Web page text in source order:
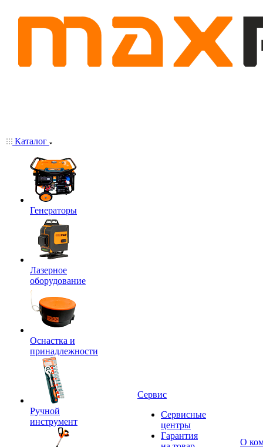
Каталог
Генераторы
Лазерное
оборудование
Оснастка и
принадлежности
Ручной
инструмент
Сервис
Сервисные
центры
Гарантия
О